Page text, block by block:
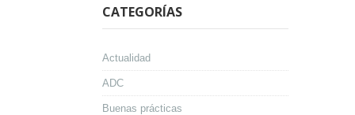
CATEGORÍAS
Actualidad
ADC
Buenas prácticas